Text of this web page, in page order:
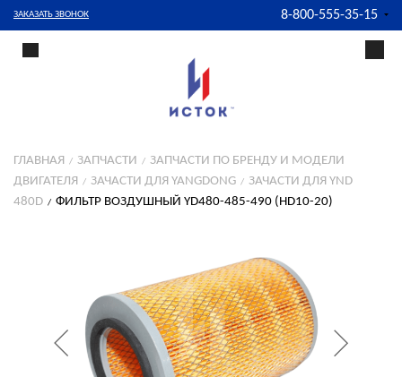
ЗАКАЗАТЬ ЗВОНОК 8-800-555-35-15
ГЛАВНАЯ ЗАПЧАСТИ
ЗАПЧАСТИ ПО БРЕНДУ И МОДЕЛИ
ДВИГАТЕЛЯ
ЗАЧАСТИ ДЛЯ YANGDONG
ЗАЧАСТИ ДЛЯ YND
480D
ФИЛЬТР ВОЗДУШНЫЙ YD480-485-490 (HD10-20)